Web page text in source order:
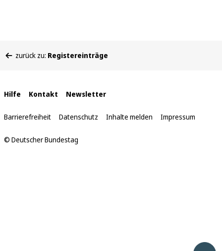
befinden
zurück zu: Registereinträge
Interne
Links
Hilfe Kontakt Newsletter
Barrierefreiheit Datenschutz Inhalte melden Impressum
© Deutscher Bundestag